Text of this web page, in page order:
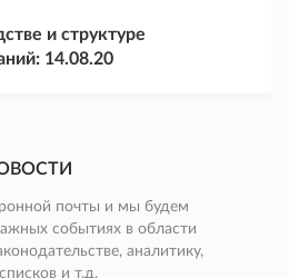
и структуре
14.08.20
почты и мы будем
событиях в области
аналитику,
и т.д.